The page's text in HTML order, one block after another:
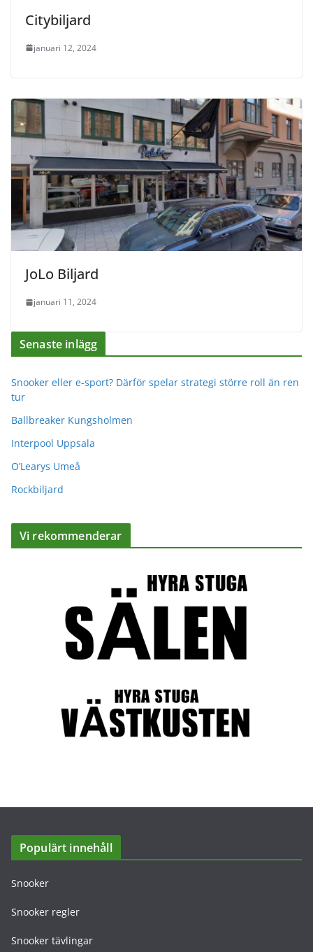
Citybiljard
januari 12, 2024
JoLo Biljard
januari 11, 2024
Senaste inlägg
Snooker eller e-sport? Därför spelar strategi större roll än ren
tur
Ballbreaker Kungsholmen
Interpool Uppsala
O’Learys Umeå
Rockbiljard
Vi rekommenderar
Populärt innehåll
Snooker
Snooker regler
Snooker tävlingar